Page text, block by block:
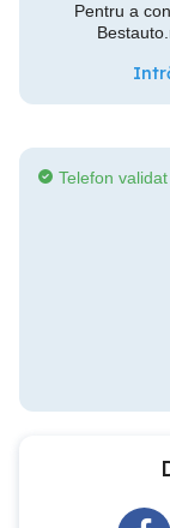
Pentru a
Telefon validat